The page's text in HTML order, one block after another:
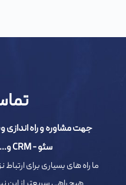
جهت مشاوره و راه
سئو - CRM و... باما تماس بگیرید
ما راه های بسیاری برای